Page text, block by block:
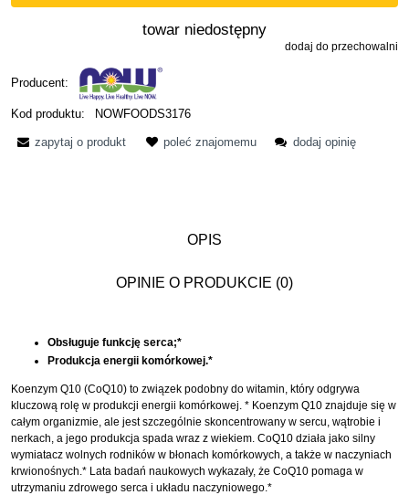
towar niedostępny
dodaj do przechowalni
Producent:
Kod produktu: NOWFOODS3176
zapytaj o produkt poleć znajomemu dodaj opinię
OPIS
OPINIE O PRODUKCIE (0)
Obsługuje funkcję serca;*
Produkcja energii komórkowej.*
Koenzym Q10 (CoQ10) to związek podobny do witamin, który odgrywa
kluczową rolę w produkcji energii komórkowej. * Koenzym Q10 znajduje się w
całym organizmie, ale jest szczególnie skoncentrowany w sercu, wątrobie i
nerkach, a jego produkcja spada wraz z wiekiem. CoQ10 działa jako silny
wymiatacz wolnych rodników w błonach komórkowych, a także w naczyniach
krwionośnych.* Lata badań naukowych wykazały, że CoQ10 pomaga w
utrzymaniu zdrowego serca i układu naczyniowego.*